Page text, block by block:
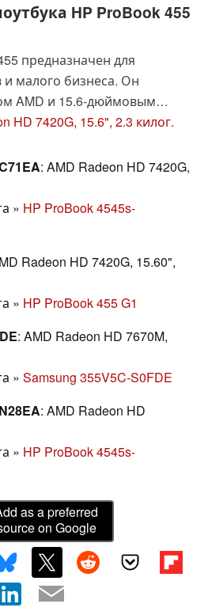
HP ProBook 455
предназначен для
малого бизнеса. Он
AMD и 15.6-дюймовым
под управлением
HD 7420G, 15.6", 2.3 килог.
: AMD Radeon HD 7420G,
» HP ProBook 4545s-
Radeon HD 7420G, 15.60",
» HP ProBook 455 G1
: AMD Radeon HD 7670M,
» Samsung 355V5C-S0FDE
: AMD Radeon HD
» HP ProBook 4545s-
as a preferred
on Google